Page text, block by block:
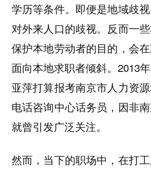
学历等条件。即便是地域歧
对外来人口的歧视。反而一
保护本地劳动者的目的，会
面向本地求职者倾斜。2013
亚萍打算报考南京市人力资
电话咨询中心话务员，因非
就曾引发广泛关注。
然而，当下的职场中，在打